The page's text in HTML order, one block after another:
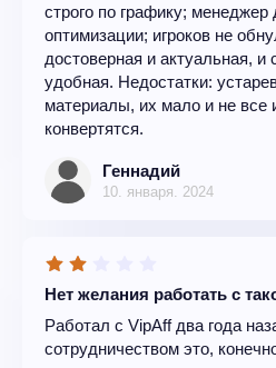
строго по графику;
оптимизации; игроков не
достоверная и актуальная, и
удобная. Недостатки:
материалы, их мало и не все
конвертятся.
Геннадий
10. января. 2024
Нет желания работать с
Работал с VipAff два года
сотрудничеством это,